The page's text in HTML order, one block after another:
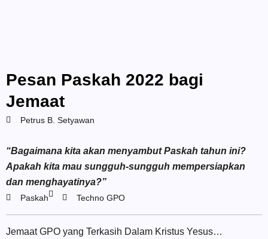
Pesan Paskah 2022 bagi
Jemaat
Petrus B. Setyawan
“Bagaimana kita akan menyambut Paskah tahun ini?
Apakah kita mau sungguh-sungguh mempersiapkan
dan menghayatinya?”
Paskah Techno GPO
Jemaat GPO yang Terkasih Dalam Kristus Yesus…